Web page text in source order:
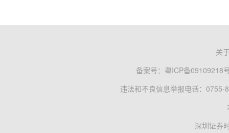
关
备案号： 粤ICP备09109218
违法和不良信息举报电话：0755-
深圳证券